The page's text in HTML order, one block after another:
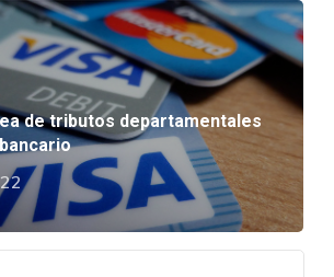
de tributos departamentales